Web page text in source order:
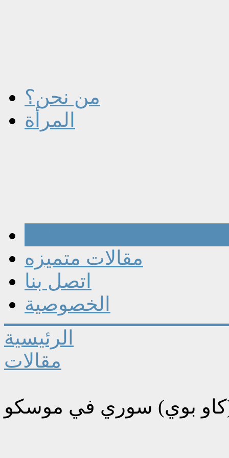
من نحن؟
المرأة
مقالات متميزه
اتصل بنا
الخصوصية
الرئيسية
مقالات
بوي) سوري في موسكو